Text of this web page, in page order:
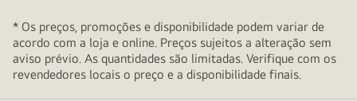
* Os preços, promoções e disponibilidade podem variar de
acordo com a loja e online. Preços sujeitos a alteração sem
aviso prévio. As quantidades são limitadas. Verifique com os
revendedores locais o preço e a disponibilidade finais.